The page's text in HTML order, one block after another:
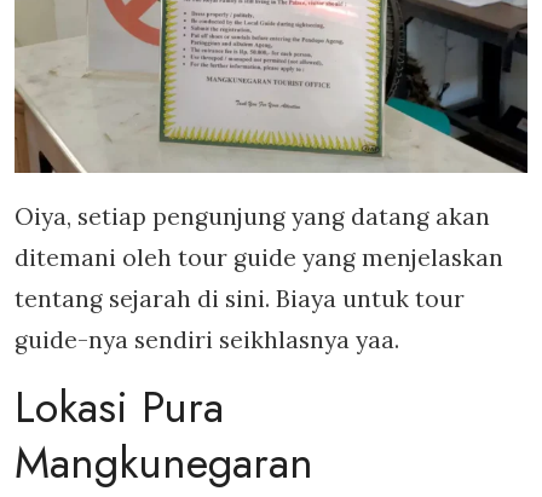
Oiya, setiap pengunjung yang datang akan
ditemani oleh tour guide yang menjelaskan
tentang sejarah di sini. Biaya untuk tour
guide-nya sendiri seikhlasnya yaa.
Lokasi Pura
Mangkunegaran